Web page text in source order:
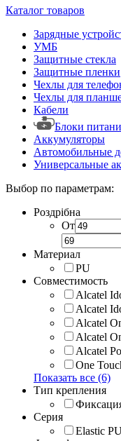
Каталог товаров
Зарядные
УМБ
Защитные стекла
Защитные пленки
Чехлы для
Чехлы для
Кабели
Блоки
Аккумуляторы
Автомобильные
Универсальные
Выбор по параметрам:
Роздрібна
От
Материал
PU
Совместимость
Alcatel
Alcatel
Alcatel
Alcatel
Alcatel
One
Показать все (6)
Тип крепления
Серия
Elastic